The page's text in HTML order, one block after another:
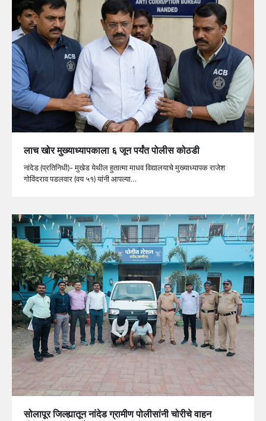
लाच खोर मुख्याध्यापकाला ६ जून पर्यंत पोलीस कोठडी
नांदेड (प्रतिनिधी)- मुखेड येथील हुतात्मा माधव विद्यालयाचे मुख्याध्यापक राजेश
गोविंदराव पडलवार (वय ५१) यांनी आपल्या…
सोलापूर जिल्ह्यातून नांदेड ग्रामीण पोलीसांनी चोरीचे वाहन